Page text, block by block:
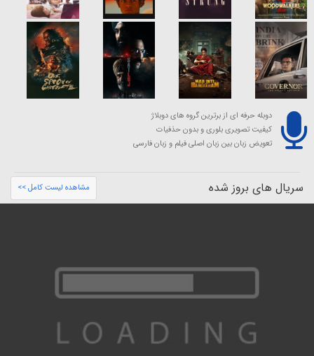
دوبله حرفه ای از برترین گروه های دوبلاژ
کیفیت تصویری بلوری و بدون حذفیات
تعویض زبان بین زبان اصلی فیلم و زبان فارسی
سریال های بروز شده مشاهده لیست کامل >>